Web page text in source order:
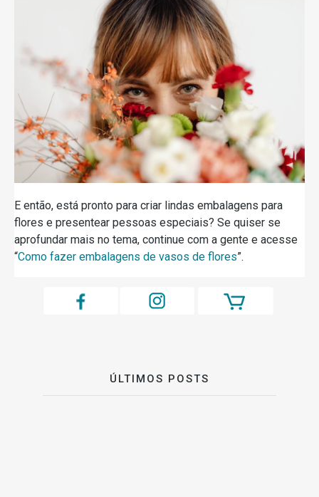
E então, está pronto para criar lindas embalagens para
flores e presentear pessoas especiais? Se quiser se
aprofundar mais no tema, continue com a gente e acesse
“Como fazer embalagens de vasos de flores”.
ÚLTIMOS POSTS